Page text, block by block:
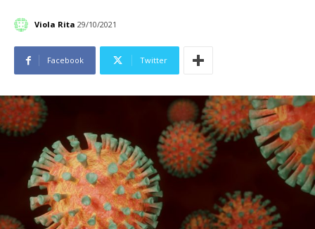
Viola Rita 29/10/2021
Facebook Twitter